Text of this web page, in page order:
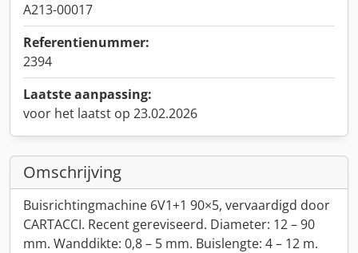
A213-00017
Referentienummer:
2394
Laatste aanpassing:
voor het laatst op 23.02.2026
Omschrijving
Buisrichtingmachine 6V1+1 90×5, vervaardigd door
CARTACCI. Recent gereviseerd. Diameter: 12 – 90
mm. Wanddikte: 0,8 – 5 mm. Buislengte: 4 – 12 m.